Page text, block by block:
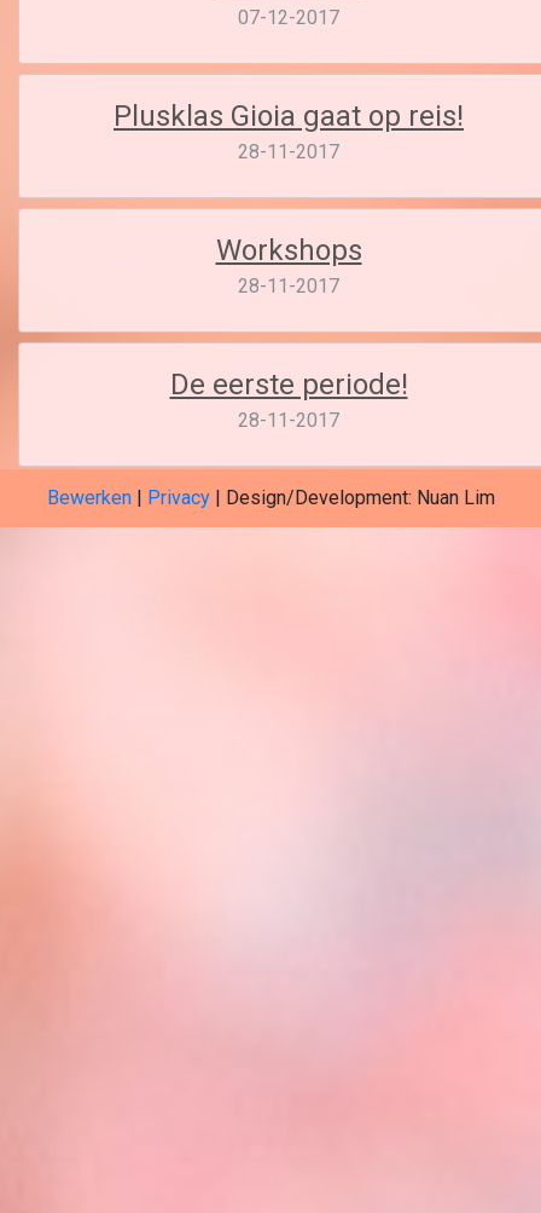
07-12-2017
Plusklas Gioia gaat op reis!
28-11-2017
Workshops
28-11-2017
De eerste periode!
28-11-2017
Bewerken| Privacy| Design/Development: Nuan Lim